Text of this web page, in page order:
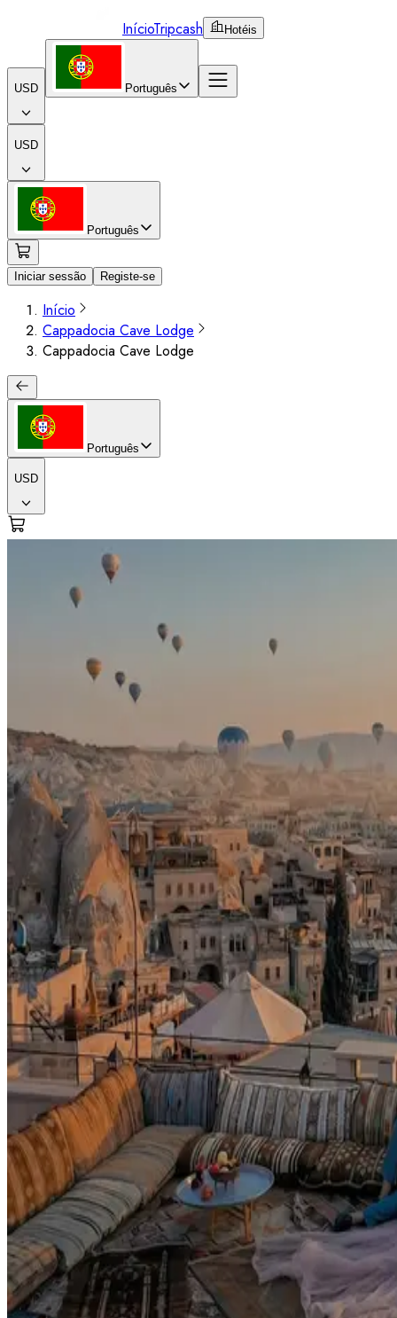
InícioTripcash Hotéis
USD Português
USD
Português
Iniciar sessão Registe-se
Início
Cappadocia Cave Lodge
Cappadocia Cave Lodge
Português
USD